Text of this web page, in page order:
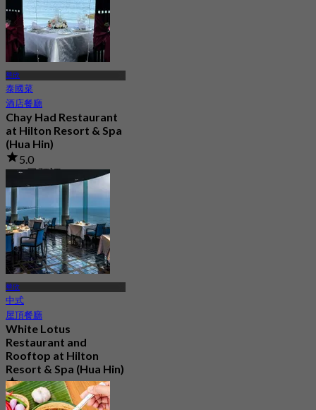
華欣
泰國菜
酒店餐廳
Chay Had Restaurant
at Hilton Resort & Spa
(Hua Hin)
5.0
118 已預訂
起฿ 2,250
華欣
中式
屋頂餐廳
White Lotus
Restaurant and
Rooftop at Hilton
Resort & Spa (Hua Hin)
4.9
3.3K 已預訂